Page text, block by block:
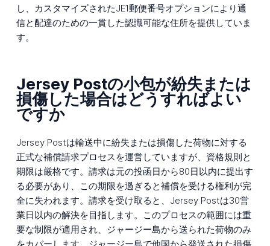
し、カスタマイズされたJE1郵便番号オプションにより通
信と配達のための一貫した認識可能な住所を提供していま
す。
Jersey Postの小包が紛失または
損傷した場合はどうすればよい
ですか
Jersey Postは輸送中に紛失または損傷した荷物に対する
正式な補償請求プロセスを運営していますが、資格規則と
期限は厳格です。請求は元の投函日から80日以内に提出す
る必要があり、この期限を過ぎると補償を受ける権利が完
全に失われます。請求を受け取ると、Jersey Postは30営
業日以内の解決を目指します。このプロセスの範囲には重
要な制限が適用され、ジャージー島から送られた荷物のみ